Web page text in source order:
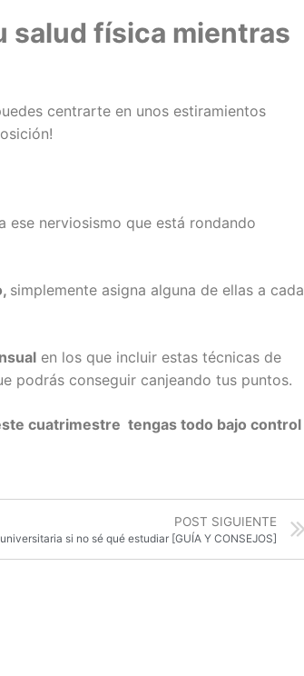
salud física mientras
centrarte en unos estiramientos
ese nerviosismo que está rondando
simplemente asigna alguna de ellas a cada
en los que incluir estas técnicas de
podrás conseguir canjeando tus puntos.
cuatrimestre tengas todo bajo control
POST SIGUIENTE
si no sé qué estudiar [GUÍA Y CONSEJOS]